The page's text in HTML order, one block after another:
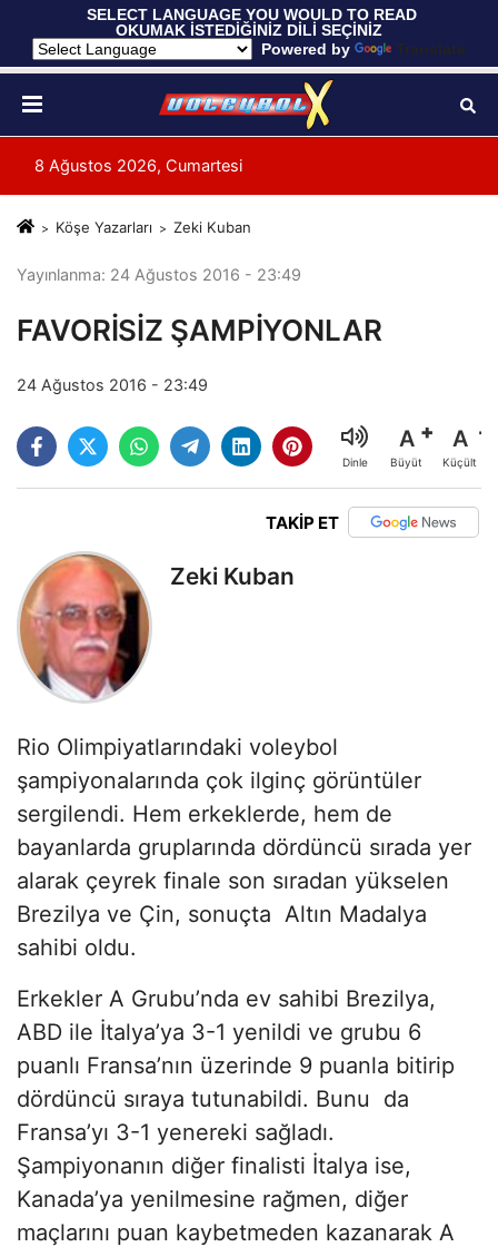
SELECT LANGUAGE YOU WOULD TO READ
OKUMAK İSTEDİĞİNİZ DİLİ SEÇİNİZ
Powered by
Translate
8 Ağustos 2026, Cumartesi
Köşe Yazarları Zeki Kuban
Yayınlanma: 24 Ağustos 2016 - 23:49
FAVORİSİZ ŞAMPİYONLAR
24 Ağustos 2016 - 23:49
Dinle
A
Büyüt
A
Küçült
TAKİP ET
Zeki Kuban
Rio Olimpiyatlarındaki voleybol
şampiyonalarında çok ilginç görüntüler
sergilendi. Hem erkeklerde, hem de
bayanlarda gruplarında dördüncü sırada yer
alarak çeyrek finale son sıradan yükselen
Brezilya ve Çin, sonuçta Altın Madalya
sahibi oldu.
Erkekler A Grubu’nda ev sahibi Brezilya,
ABD ile İtalya’ya 3-1 yenildi ve grubu 6
puanlı Fransa’nın üzerinde 9 puanla bitirip
dördüncü sıraya tutunabildi. Bunu da
Fransa’yı 3-1 yenereki sağladı.
Şampiyonanın diğer finalisti İtalya ise,
Kanada’ya yenilmesine rağmen, diğer
maçlarını puan kaybetmeden kazanarak A